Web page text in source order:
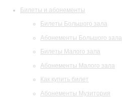
Билеты и абонементы
Билеты Большого зала
Абонементы Большого зала
Билеты Малого зала
Абонементы Малого зала
Как купить билет
Абонементы Музитория